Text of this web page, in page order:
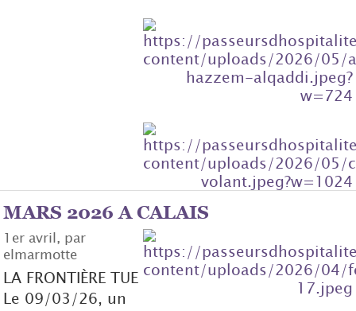
MARS 2026 A CALAIS
1er avril, par
elmarmotte
LA FRONTIÈRE TUE
Le 09/03/26, un